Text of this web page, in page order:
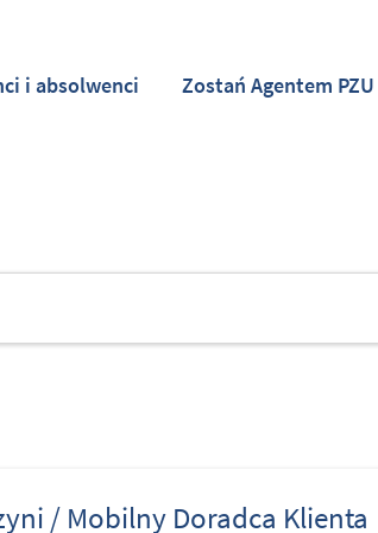
i absolwenci Zostań Agentem PZU
/ Mobilny Doradca Klienta